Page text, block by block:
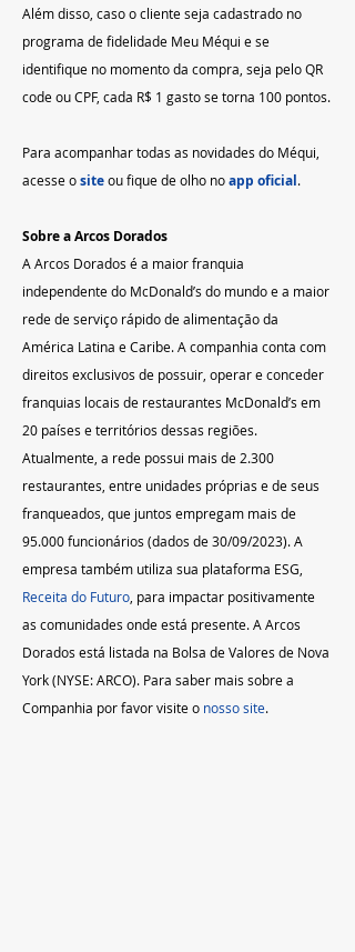
Além disso, caso o cliente seja cadastrado no
programa de fidelidade Meu Méqui e se
identifique no momento da compra, seja pelo QR
code ou CPF, cada R$ 1 gasto se torna 100 pontos.
Para acompanhar todas as novidades do Méqui,
acesse o siteou fique de olho no app oficial.
Sobre a Arcos Dorados
A Arcos Dorados é a maior franquia
independente do McDonald’s do mundo e a maior
rede de serviço rápido de alimentação da
América Latina e Caribe. A companhia conta com
direitos exclusivos de possuir, operar e conceder
franquias locais de restaurantes McDonald’s em
20 países e territórios dessas regiões.
Atualmente, a rede possui mais de 2.300
restaurantes, entre unidades próprias e de seus
franqueados, que juntos empregam mais de
95.000 funcionários (dados de 30/09/2023). A
empresa também utiliza sua plataforma ESG,
Receita do Futuro, para impactar positivamente
as comunidades onde está presente. A Arcos
Dorados está listada na Bolsa de Valores de Nova
York (NYSE: ARCO). Para saber mais sobre a
Companhia por favor visite o nosso site.